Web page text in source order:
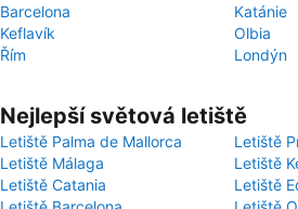
Barcelona
Katánie
Keflavík
Olbia
Řím
Londýn
Nejlepší světová letiště
Letiště Palma de Mallorca
Letiště
Letiště Málaga
Letiště
Letiště Catania
Letiště